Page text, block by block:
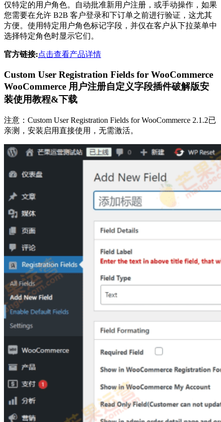
仅特定的用户角色。自动批准新用户注册，或手动操作，如果
您需要在允许 B2B 客户登录和下订单之前进行验证，这尤其
方便。使用特定用户角色标记字段，并仅在客户从下拉菜单中
选择特定角色时显示它们。
官方链接:点击查看产品详情
Custom User Registration Fields for WooCommerce
WooCommerce 用户注册自定义字段插件破解版安
装使用教程&下载
注意：Custom User Registration Fields for WooCommerce 2.1.2已
亲测，安装启用直接使用，无需激活。